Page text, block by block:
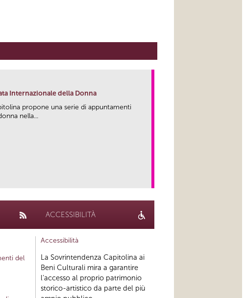
Internazionale della Donna
propone una serie di appuntamenti
nella...
del
ACCESSIBILITÀ
Accessibilità
La Sovrintendenza Capitolina ai
Beni Culturali mira a garantire
l’accesso al proprio patrimonio
storico-artistico da parte del più